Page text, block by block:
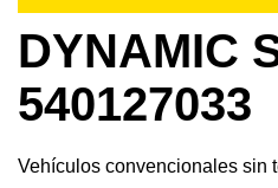
DYNAMIC
540127033
Vehículos convencionales sin